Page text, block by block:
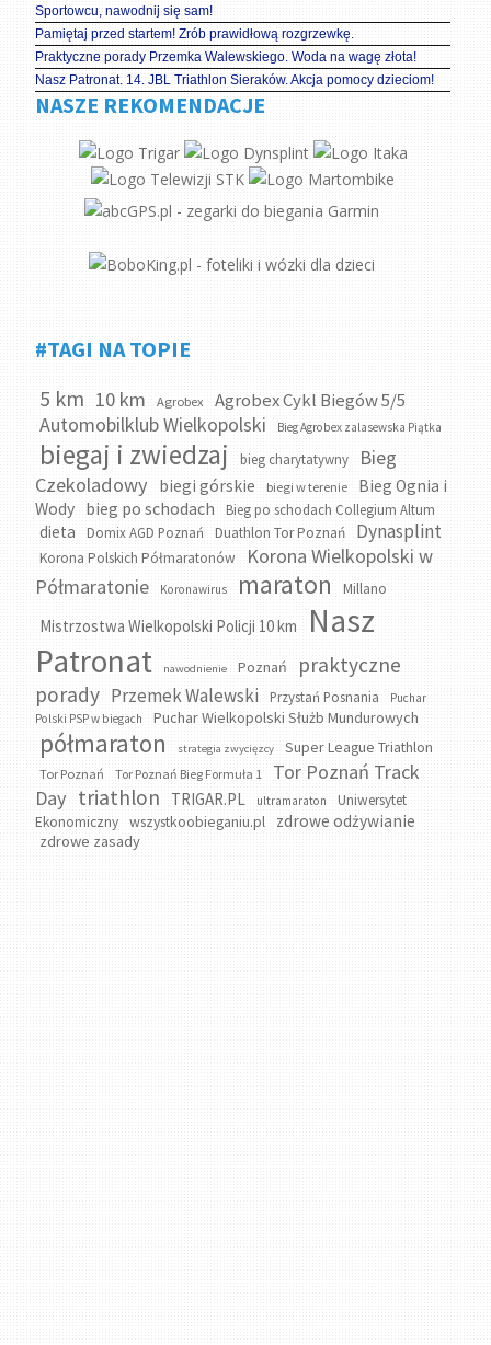
Sportowcu, nawodnij się sam!
Pamiętaj przed startem! Zrób prawidłową rozgrzewkę.
Praktyczne porady Przemka Walewskiego. Woda na wagę złota!
Nasz Patronat. 14. JBL Triathlon Sieraków. Akcja pomocy dzieciom!
NASZE REKOMENDACJE
#TAGI NA TOPIE
5 km 10 km Agrobex Agrobex Cykl Biegów 5/5
Automobilklub Wielkopolski Bieg Agrobex zalasewska Piątka
biegaj i zwiedzaj bieg charytatywny
Bieg
Czekoladowy
biegi górskie biegi w terenie
Bieg Ognia i
Wody bieg po schodach Bieg po schodach Collegium Altum
dieta Domix AGD Poznań Duathlon Tor Poznań Dynasplint
Korona Polskich Półmaratonów
Korona Wielkopolski w
Półmaratonie
Koronawirus maraton Millano
Mistrzostwa Wielkopolski Policji 10 km
Nasz
Patronat
nawodnienie Poznań
praktyczne
porady Przemek Walewski Przystań Posnania
Puchar
Polski PSP w biegach
Puchar Wielkopolski Służb Mundurowych
półmaraton strategia zwycięzcy Super League Triathlon
Tor Poznań Tor Poznań Bieg Formuła 1
Tor Poznań Track
Day triathlon TRIGAR.PL ultramaraton
Uniwersytet
Ekonomiczny
wszystkoobieganiu.pl zdrowe odżywianie
zdrowe zasady